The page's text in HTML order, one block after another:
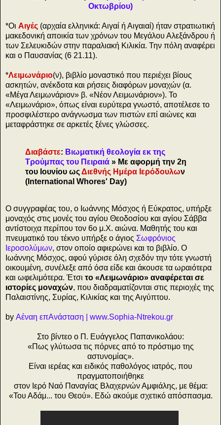
Oκτωβρίου)
*Οι Αιγές (αρχαία ελληνικά: Αιγαί ή Αιγαιαί) ήταν στρατιωτική
μακεδονική αποικία των χρόνων του Μεγάλου Αλεξάνδρου ή
των Σελευκιδών στην παραλιακή Κιλικία. Την πόλη αναφέρει
και ο Παυσανίας (6 21.11).
*Λειμωνάριο(ν), βιβλίο μοναστικό που περιέχει βίους
ασκητών, ανέκδοτα και ρήσεις διαφόρων μοναχών (α.
«Μέγα Λειμωνάριον» β. «Νέον Λειμωνάριον»). Το
«Λειμωνάριο», όπως είναι ευρύτερα γνωστό, αποτέλεσε το
προσφιλέστερο ανάγνωσμα των πιστών επί αιώνες και
μεταφράστηκε σε αρκετές ξένες γλώσσες.
Διαβάστε: Βιωματική θεολογία εκ της
Τρούμπας του Πειραιά » Με αφορμή την 2η
του Ιουνίου ωςΔιεθνής Ημέρα Ιερόδουλων
(International Whores' Day)
Ο συγγραφέας του, ο Ιωάννης Μόσχος ή Εύκρατος, υπήρξε
μοναχός στις μονές του αγίου Θεοδοσίου και αγίου Σάββα
αντίστοιχα περίπου τον 6ο μ.Χ. αιώνα. Μαθητής του και
πνευματικό του τέκνο υπήρξε ο άγιος Σωφρόνιος
Ιεροσολύμων, στον οποίο αφιερώνει και το βιβλίο. Ο
Ιωάννης Μόσχος, αφού γύρισε όλη σχεδόν την τότε γνωστή
οικουμένη, συνέλεξε από όσα είδε και άκουσε τα ωραιότερα
και ωφελιμότερα. Έτσι το «Λειμωνάριο» αναφέρεται σε
ιστορίες μοναχών, που διαδραματίζονται στις περιοχές της
Παλαιστίνης, Συρίας, Κιλικίας και της Αιγύπτου.
by Αέναη επΑνάσταση | www.Sophia-Ntrekou.gr
Στο βίντεο ο Π. Ευάγγελος Παπανικολάου:
«Πως γλύτωσα τις πόρνες από το πρόστιμο της
αστυνομίας».
Είναι ιερέας και ειδικός παθολόγος ιατρός, που
πραγματοποιήθηκε
στον Ιερό Ναό Παναγίας Βλαχερνών Αμφιάλης, με θέμα:
«Του Αδάμ... του Θεού». Εδώ ακούμε σχετικό απόσπασμα.